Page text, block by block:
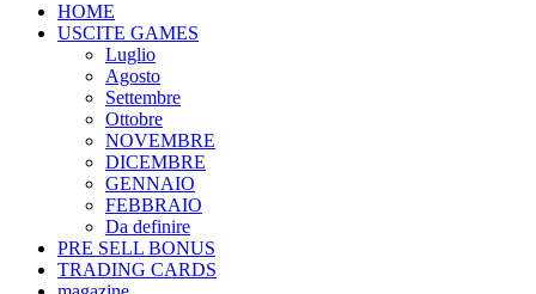
HOME
USCITE GAMES
Luglio
Agosto
Settembre
Ottobre
NOVEMBRE
DICEMBRE
GENNAIO
FEBBRAIO
Da definire
PRE SELL BONUS
TRADING CARDS